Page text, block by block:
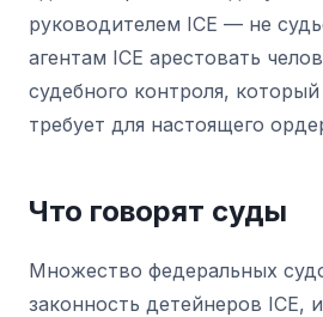
руководителем ICE — не
агентам ICE арестовать
судебного контроля,
требует для настоящего
Что говорят суды
Множество федеральных
законность детейнеров ICE,